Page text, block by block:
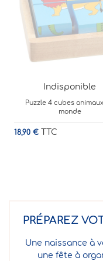
Indisponible
Tour spirale Evo
PRÉPAREZ
Une naissance à
une fête à